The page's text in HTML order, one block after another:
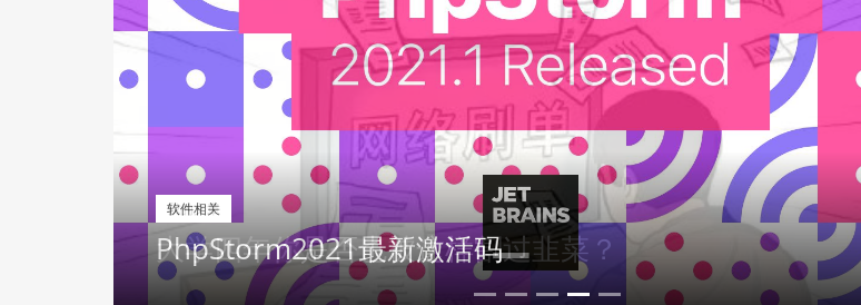
我的文章
大学四年你是否也被这样割过韭菜？